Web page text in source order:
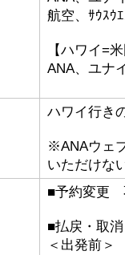
航空、ｻｳｽｳ
【ハワイ=
ANA、ユナ
ハワイ行き
※ANAウェ
いただけな
■予約変更
■払戻・取消
＜出発前＞